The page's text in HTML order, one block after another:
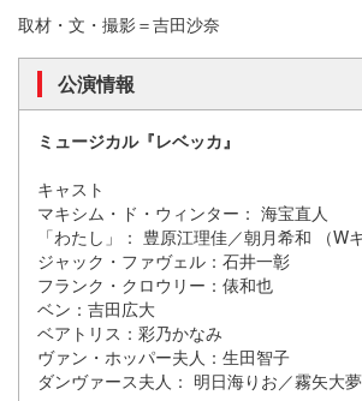
取材・文・撮影＝吉田沙奈
公演情報
ミュージカル『レベッカ』
キャスト
マキシム・ド・ウィンター： 海宝直人
「わたし」： 豊原江理佳／朝月希和 （W
ジャック・ファヴェル：石井一彰
フランク・クロウリー：俵和也
ベン：吉田広大
ベアトリス：彩乃かなみ
ヴァン・ホッパー夫人：生田智子
ダンヴァース夫人： 明日海りお／霧矢大夢